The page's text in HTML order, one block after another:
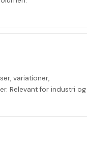
variationer,
Relevant for industri og